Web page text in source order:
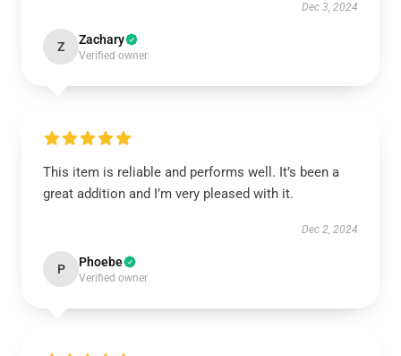
Dec 3, 2024
Z Zachary
Verified owner
This item is reliable and performs well. It’s been a
great addition and I’m very pleased with it.
Dec 2, 2024
P Phoebe
Verified owner